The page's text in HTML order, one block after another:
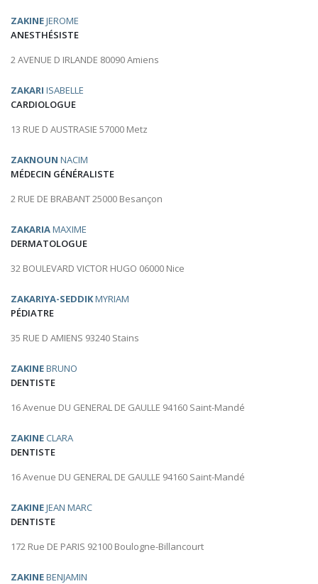
ZAKINEJEROME
ANESTHÉSISTE
2 AVENUE D IRLANDE 80090 Amiens
ZAKARI ISABELLE
CARDIOLOGUE
13 RUE D AUSTRASIE 57000 Metz
ZAKNOUN NACIM
MÉDECIN GÉNÉRALISTE
2 RUE DE BRABANT 25000 Besançon
ZAKARIAMAXIME
DERMATOLOGUE
32 BOULEVARD VICTOR HUGO 06000 Nice
ZAKARIYA-SEDDIKMYRIAM
PÉDIATRE
35 RUE D AMIENS 93240 Stains
ZAKINEBRUNO
DENTISTE
16 Avenue DU GENERAL DE GAULLE 94160 Saint-Mandé
ZAKINE CLARA
DENTISTE
16 Avenue DU GENERAL DE GAULLE 94160 Saint-Mandé
ZAKINEJEAN MARC
DENTISTE
172 Rue DE PARIS 92100 Boulogne-Billancourt
ZAKINEBENJAMIN